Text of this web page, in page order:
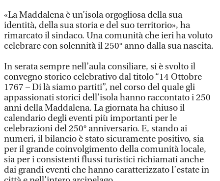
«La Maddalena è un’isola orgogliosa della sua
identità, della sua storia e del suo territorio», ha
rimarcato il sindaco. Una comunità che ieri ha voluto
celebrare con solennità il 250° anno dalla sua nascita.
In serata sempre nell’aula consiliare, si è svolto il
convegno storico celebrativo dal titolo “14 Ottobre
1767 – Di là siamo partiti”, nel corso del quale gli
appassionati storici dell’isola hanno raccontato i 250
anni della Maddalena. La giornata ha chiuso il
calendario degli eventi più importanti per le
celebrazioni del 250° anniversario. E, stando ai
numeri, il bilancio è stato sicuramente positivo, sia
per il grande coinvolgimento della comunità locale,
sia per i consistenti flussi turistici richiamati anche
dai grandi eventi che hanno caratterizzato l’estate in